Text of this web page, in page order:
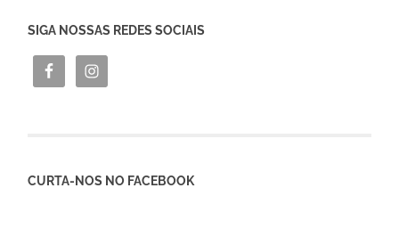
SIGA NOSSAS REDES SOCIAIS
CURTA-NOS NO FACEBOOK